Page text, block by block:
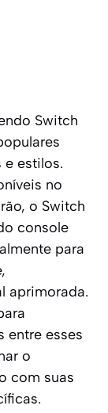
Switch
e estilos.
no
o Switch
console
para
aprimorada.
entre esses
o
com suas